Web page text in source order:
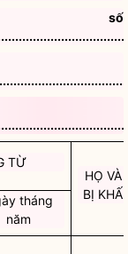
TỪ
HỌ VÀ
BỊ
tháng
năm